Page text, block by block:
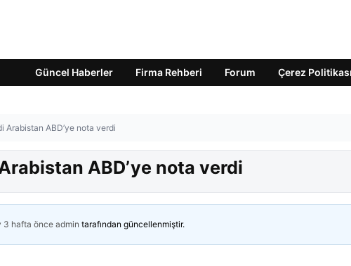
Güncel Haberler Firma Rehberi Forum Çerez Politikası
Arabistan ABD’ye nota verdi
ABD’ye nota verdi
3 hafta önceadmin tarafından güncellenmiştir.